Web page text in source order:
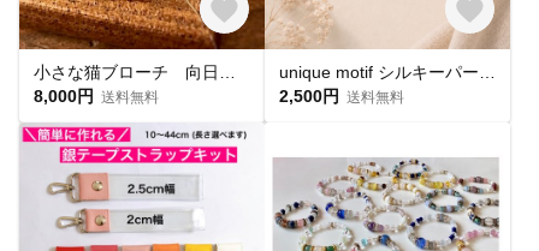
8,000円 送料無料
2,500円 送料無料